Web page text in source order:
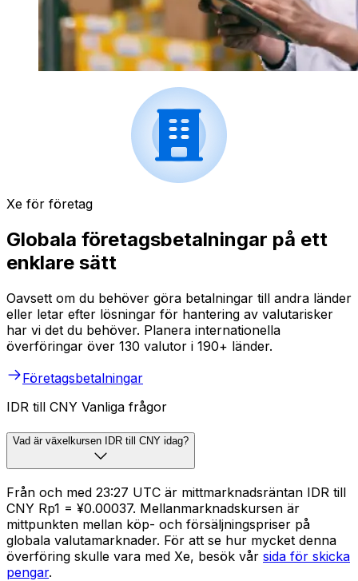
Xe för företag
Globala företagsbetalningar på ett
enklare sätt
Oavsett om du behöver göra betalningar till andra länder
eller letar efter lösningar för hantering av valutarisker
har vi det du behöver. Planera internationella
överföringar över 130 valutor i 190+ länder.
Företagsbetalningar
IDR till CNY Vanliga frågor
Vad är växelkursen IDR till CNY idag?
Från och med 23:27 UTC är mittmarknadsräntan IDR till
CNY Rp1 = ¥0.00037. Mellanmarknadskursen är
mittpunkten mellan köp- och försäljningspriser på
globala valutamarknader. För att se hur mycket denna
överföring skulle vara med Xe, besök vår sida för skicka
pengar.